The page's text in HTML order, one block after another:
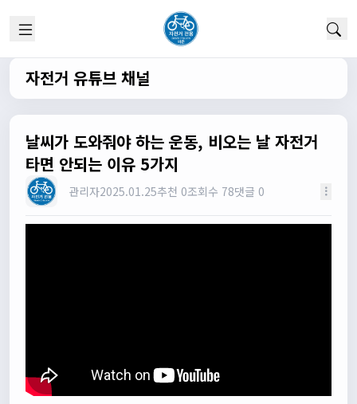
1/22/2025
채팅 신기해여
원행 13:19:45
오 채팅기능까지..
새로운 자전거 커뮤니티가 되겠네요
관리자13:26:16
모두들 환영합니다 :)
타데이포가차
식사들 하십셔
자전거 유튜브 채널
날씨가 도와줘야 하는 운동, 비오는 날 자전거
타면 안되는 이유 5가지
관리자2025.01.25추천 0조회수 78댓글 0